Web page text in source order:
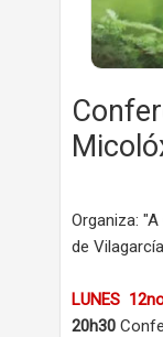
Organiza:
de
LUNES
20h30